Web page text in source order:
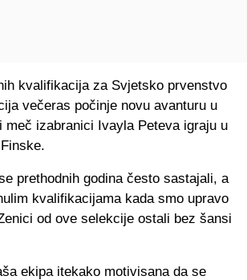
kvalifikacija za Svjetsko prvenstvo
večeras počinje novu avanturu u
meč izabranici Ivayla Peteva igraju u
prethodnih godina često sastajali, a
kvalifikacijama kada smo upravo
od ove selekcije ostali bez šansi
ekipa itekako motivisana da se